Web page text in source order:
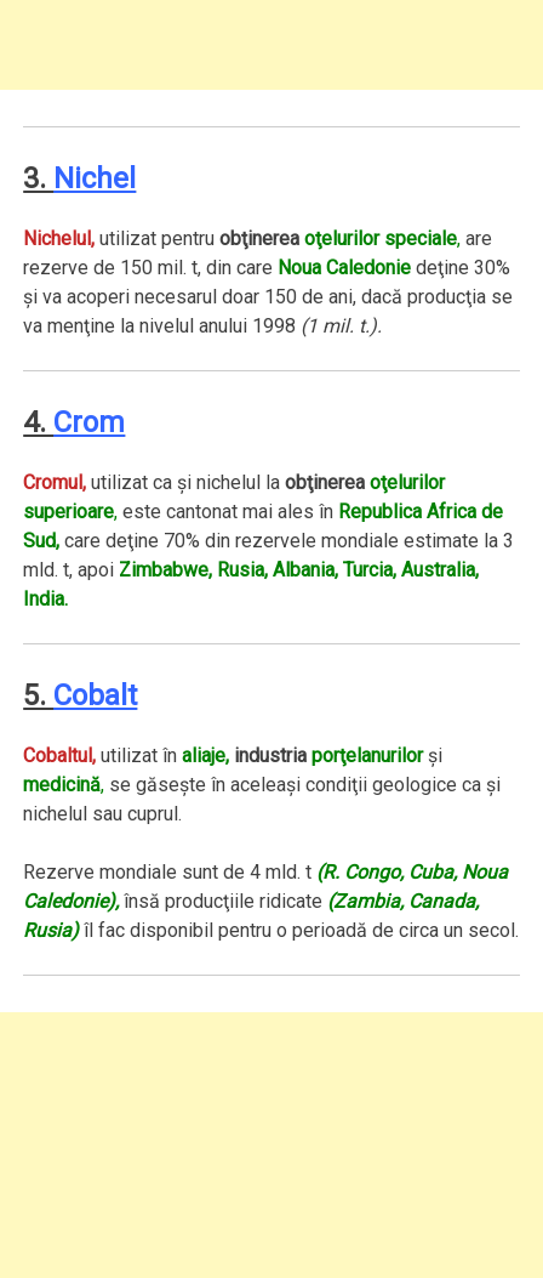
3. Nichel
Nichelul, utilizat pentruobţinerea oţelurilor speciale, are
rezerve de 150 mil. t, din care Noua Caledonie deţine 30%
şi va acoperi necesarul doar 150 de ani, dacă producţia se
va menţine la nivelul anului 1998 (1 mil. t.).
4. Crom
Cromul, utilizat ca şi nichelul laobţinereaoţelurilor
superioare, este cantonat mai ales în Republica Africa de
Sud, care deţine 70% din rezervele mondiale estimate la 3
mld. t, apoi Zimbabwe, Rusia, Albania, Turcia, Australia,
India.
5. Cobalt
Cobaltul, utilizat înaliaje, industria porţelanurilorşi
medicină, se găseşte în aceleaşi condiţii geologice ca şi
nichelul sau cuprul.
Rezerve mondiale sunt de 4 mld. t (R. Congo, Cuba, Noua
Caledonie),însă producţiile ridicate (Zambia, Canada,
Rusia)îl fac disponibil pentru o perioadă de circa un secol.